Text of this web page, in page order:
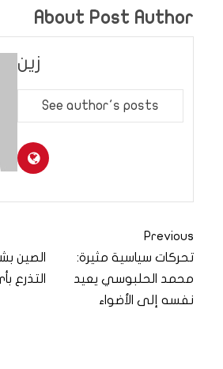
About Post Author
زين
See author's posts
Previous
تحركات سياسية مثيرة:
محمد الحلبوسي يعيد
نفسه إلى الأضواء
الصين
التذرع